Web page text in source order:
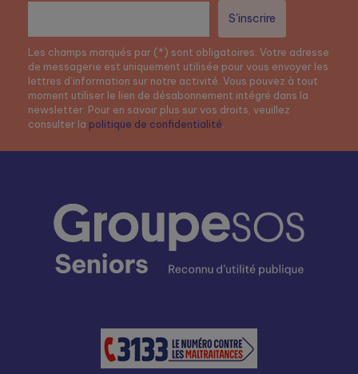
Les champs marqués par (*) sont obligatoires. Votre adresse
de messagerie est uniquement utilisée pour vous envoyer les
lettres d’information sur notre activité. Vous pouvez à tout
moment utiliser le lien de désabonnement intégré dans la
newsletter. Pour en savoir plus sur vos droits, veuillez
consulter la politique de confidentialité